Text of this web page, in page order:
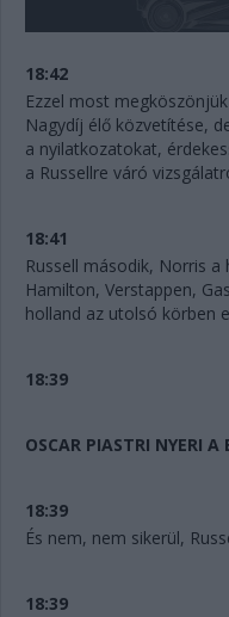
18:42
Ezzel most
Nagydíj élő közvetítése,
a nyilatkozatokat,
a Russellre váró
18:41
Russell második, Norris
Hamilton, Verstappen,
holland az utolsó körben
18:39
OSCAR PIASTRI NYERI
18:39
És nem, nem sikerül,
18:39